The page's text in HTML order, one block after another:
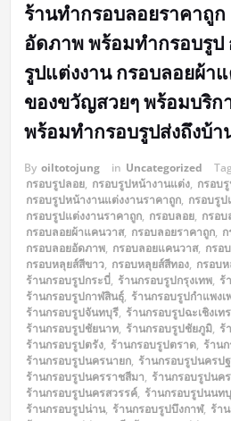
ร้านทำกรอบลอยราคาถูก
อัดภาพ พร้อมทำกรอบรูป
รูปแต่งงาน กรอบลอยผ้า
ของขวัญสวยๆ พร้อมบริก
พร้อมทำกรอบรูปส่งถึงบ้า
By oiltotojung in Uncategorized
กรอบรูปลอย, กรอบรูปหน้างานแต่ง, กรอบ
กรอบรูปหน้างานแต่งงานราคาถูก, กรอบรู
กรอบรูปแต่งงานราคาถูก, กรอบลอย, กรอบ
กรอบลอยผ้าแคนวาส, กรอบลอยราคาถูก,
กรอบลอยอัดภาพ, กรอบลอยแคนวาส, กรอ
กรอบหลุยส์สีขาว, กรอบหลุยส์สีทอง, กรอบ
ร้านกรอบรูปกระบี่, ร้านกรอบรูปกรุงเทพ, ร้
ร้านกรอบรูปกาฬสินธุ์, ร้านกรอบรูปกำแพงเ
ร้านกรอบรูปจันทบุรี, ร้านกรอบรูปฉะเชิงเท
ร้านกรอบรูปชัยนาท, ร้านกรอบรูปชัยภูมิ, ร้
ร้านกรอบรูปตรัง, ร้านกรอบรูปตราด, ร้าน
ร้านกรอบรูปนครนายก, ร้านกรอบรูปนครป
ร้านกรอบรูปนครราชสีมา, ร้านกรอบรูปนค
ร้านกรอบรูปนครสวรรค์, ร้านกรอบรูปนนท
ร้านกรอบรูปน่าน, ร้านกรอบรูปบึงกาฬ, ร้า